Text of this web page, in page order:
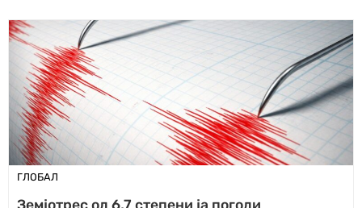
ГЛОБАЛ
Земјотрес од 6,7 степени ја погоди